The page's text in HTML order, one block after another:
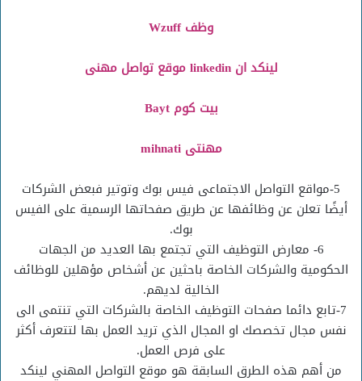
وظف Wzuff
لينكد ان linkedin موقع تواصل مهنى
بيت كوم Bayt
مهنتى mihnati
5-مواقع التواصل الاجتماعى فيس بوك وتوتير فبعض الشركات
أيضًا تعلن عن وظائفها عن طريق صفحاتها الرسمية على الفيس
بوك.
6- معارض التوظيف التي تجتمع بها العديد من الجهات
الحكومية والشركات الخاصة باحثين عن أشخاص مؤهلين للوظائف
الخالية لديهم.
7-تابع دائما صفحات التوظيف الخاصة بالشركات التي تنتمى الى
نفس مجال تخصصك او المجال الذي تريد العمل بها لتتعرف أكثر
على فرص العمل.
من أهم هذه الطرق السابقة هو موقع التواصل المهني لينكد